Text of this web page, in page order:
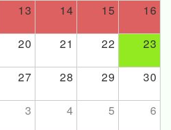
13 14 15 16
20 21 22 23
27 28 29 30
3 4 5 6